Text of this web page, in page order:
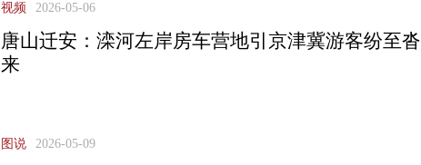
视频 2026-05-06
唐山迁安：滦河左岸房车营地引京津冀游客纷至沓
来
图说 2026-05-09